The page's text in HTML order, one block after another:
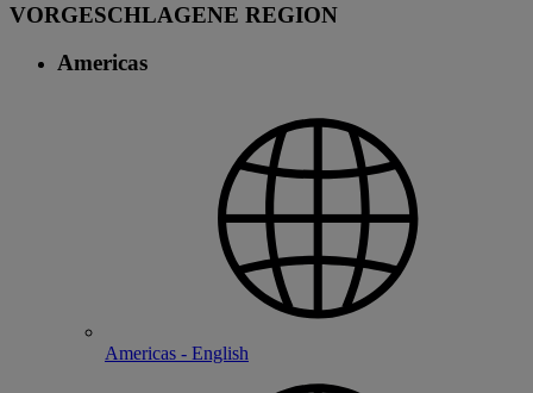
VORGESCHLAGENE REGION
Americas
Americas - English